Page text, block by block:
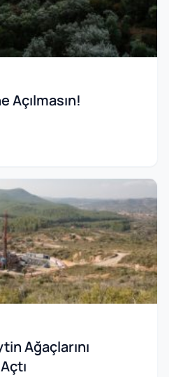
Açılmasın!
Ağaçlarını